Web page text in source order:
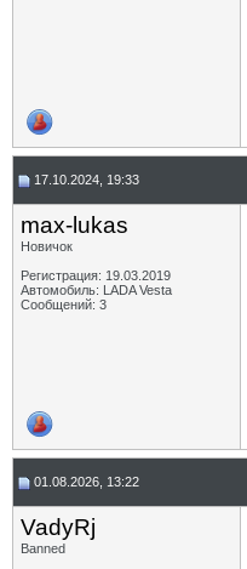
17.10.2024, 19:33
max-lukas
Новичок
Регистрация: 19.03.2019
Автомобиль: LADA Vesta
Сообщений: 3
01.08.2026, 13:22
VadyRj
Banned